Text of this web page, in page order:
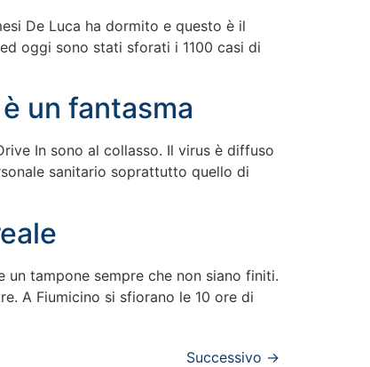
De Luca ha dormito e questo è il
oggi sono stati sforati i 1100 casi di
un fantasma
In sono al collasso. Il virus è diffuso
sanitario soprattutto quello di
tampone sempre che non siano finiti.
A Fiumicino si sfiorano le 10 ore di
Successivo →